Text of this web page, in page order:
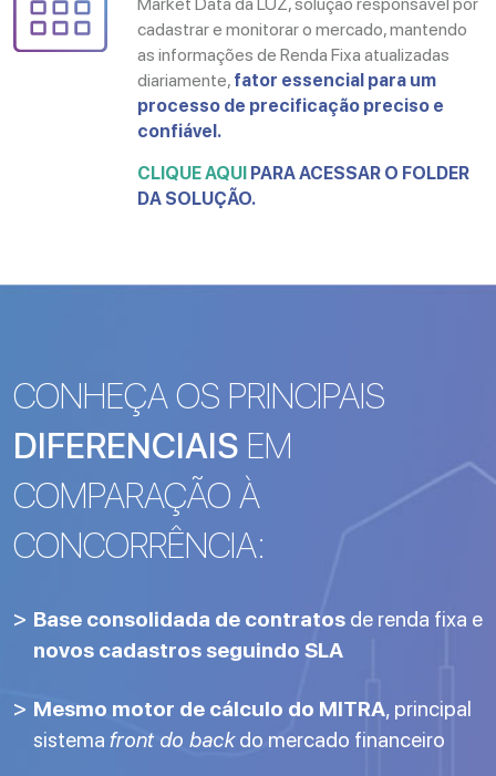
cadastrar e monitorar o mercado, mantendo
as informações de Renda Fixa atualizadas
diariamente, fator essencial para um
processo de precificação preciso e
confiável.
CLIQUE AQUI PARA ACESSAR O FOLDER
DA SOLUÇÃO.
CONHEÇA OS PRINCIPAIS
DIFERENCIAIS EM
COMPARAÇÃO À
CONCORRÊNCIA:
Base consolidada de contratos de renda fixa e
novos cadastros seguindo SLA
Mesmo motor de cálculo do MITRA, principal
sistema front do backdo mercado financeiro